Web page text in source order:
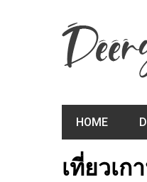
HOME
เที่ยวเ